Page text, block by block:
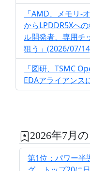
「AMD、メモリ-
からLPDDR5Xへ
ル開発者、専用チ
狙う」(2026/07/
「図研、TSMC
EDAアライアンス
2026年7月
第1位：パワー半